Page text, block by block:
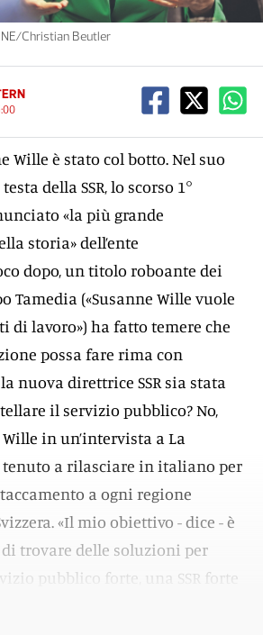
Christian Beutler
Wille è stato col botto. Nel suo
della SSR, lo scorso 1°
«la più grande
storia» dell’ente
dopo, un titolo roboante dei
Tamedia («Susanne Wille vuole
di lavoro») ha fatto temere che
possa fare rima con
nuova direttrice SSR sia stata
il servizio pubblico? No,
in un’intervista a La
tenuto a rilasciare in italiano per
a ogni regione
«Il mio obiettivo - dice - è
trovare delle soluzioni per
pubblico forte, una SSR forte